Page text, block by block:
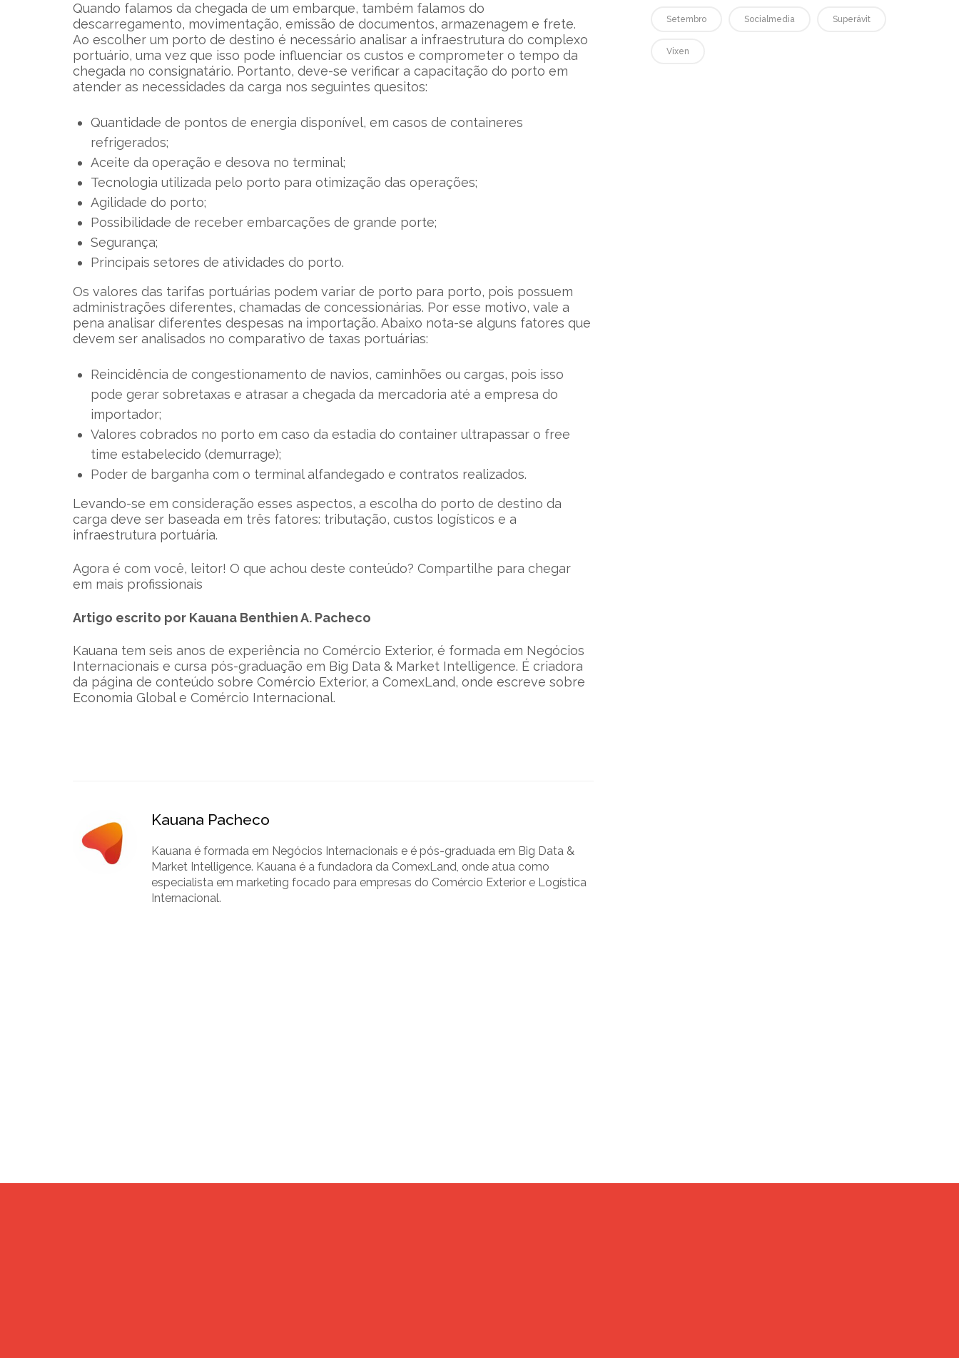
Quando falamos da chegada de um embarque, também falamos do
descarregamento, movimentação, emissão de documentos, armazenagem e frete.
Ao escolher um porto de destino é necessário analisar a infraestrutura do complexo
portuário, uma vez que isso pode influenciar os custos e comprometer o tempo da
chegada no consignatário. Portanto, deve-se verificar a capacitação do porto em
atender as necessidades da carga nos seguintes quesitos:
Quantidade de pontos de energia disponível, em casos de containeres
refrigerados;
Aceite da operação e desova no terminal;
Tecnologia utilizada pelo porto para otimização das operações;
Agilidade do porto;
Possibilidade de receber embarcações de grande porte;
Segurança;
Principais setores de atividades do porto.
Os valores das tarifas portuárias podem variar de porto para porto, pois possuem
administrações diferentes, chamadas de concessionárias. Por esse motivo, vale a
pena analisar diferentes despesas na importação. Abaixo nota-se alguns fatores que
devem ser analisados no comparativo de taxas portuárias:
Reincidência de congestionamento de navios, caminhões ou cargas, pois isso
pode gerar sobretaxas e atrasar a chegada da mercadoria até a empresa do
importador;
Valores cobrados no porto em caso da estadia do container ultrapassar o free
time estabelecido (demurrage);
Poder de barganha com o terminal alfandegado e contratos realizados.
Levando-se em consideração esses aspectos, a escolha do porto de destino da
carga deve ser baseada em três fatores: tributação, custos logísticos e a
infraestrutura portuária.
Agora é com você, leitor! O que achou deste conteúdo? Compartilhe para chegar
em mais profissionais
Artigo escrito por Kauana Benthien A. Pacheco
Kauana tem seis anos de experiência no Comércio Exterior, é formada em Negócios
Internacionais e cursa pós-graduação em Big Data & Market Intelligence. É criadora
da página de conteúdo sobre Comércio Exterior, a ComexLand, onde escreve sobre
Economia Global e Comércio Internacional.
Kauana Pacheco
Kauana é formada em Negócios Internacionais e é pós-graduada em Big Data &
Market Intelligence. Kauana é a fundadora da ComexLand, onde atua como
especialista em marketing focado para empresas do Comércio Exterior e Logística
Internacional.
Setembro Socialmedia Superávit
Vixen